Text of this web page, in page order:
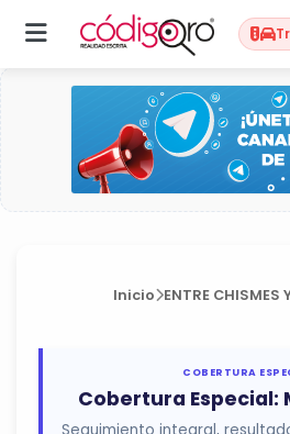
Inicio ENTRE CHISMES
COBERTURA
Cobertura Especial: